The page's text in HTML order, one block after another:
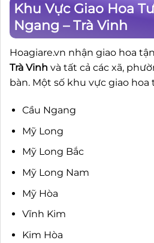
Khu Vực Giao Hoa
Ngang – Trà Vinh
Hoagiare.vn nhận giao hoa
Trà Vinh và tất cả các xã,
bàn. Một số khu vực giao
Cầu Ngang
Mỹ Long
Mỹ Long Bắc
Mỹ Long Nam
Mỹ Hòa
Vĩnh Kim
Kim Hòa